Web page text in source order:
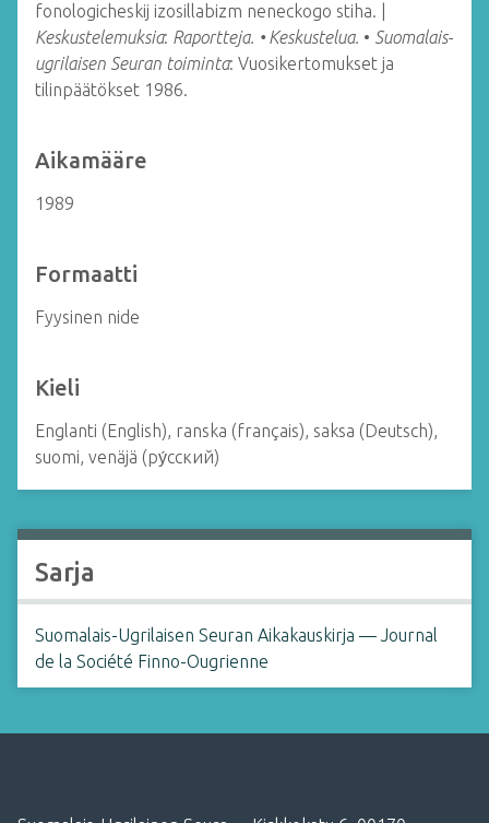
fonologicheskij izosillabizm neneckogo stiha. |
Keskustelemuksia: Raportteja. • Keskustelua. • Suomalais-
ugrilaisen Seuran toiminta: Vuosikertomukset ja
tilinpäätökset 1986.
Aikamääre
1989
Formaatti
Fyysinen nide
Kieli
Englanti (English), ranska (français), saksa (Deutsch),
suomi, venäjä (ру́сский)
Sarja
Suomalais-Ugrilaisen Seuran Aikakauskirja — Journal
de la Société Finno-Ougrienne